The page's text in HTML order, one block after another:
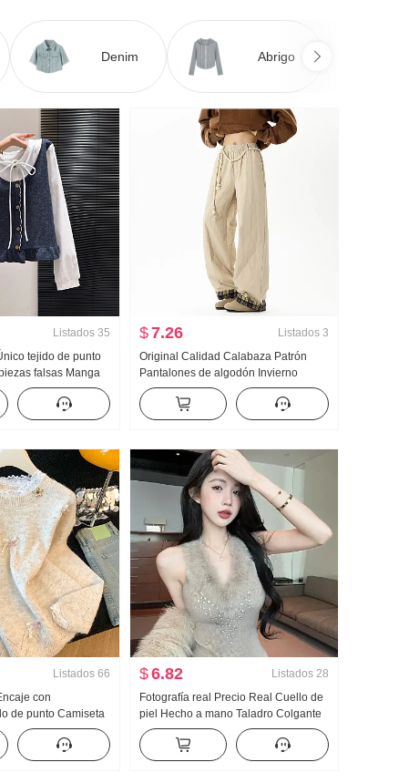
Denim Abrigo
Listados 35
tejido de punto
falsas Manga
mujer 2025 Otoño
Cubierta Vientre
$7.26 Listados 3
Original Calidad Calabaza Patrón
Pantalones de algodón Invierno
Pantalones casuales Acolchado
Impermeable Pantalones Esquí
Pantalones A prueba de viento
Listados 66
con
de punto Camiseta
francés Hermoso
$6.82 Listados 28
Fotografía real Precio Real Cuello de
piel Hecho a mano Taladro Colgante
Cuello Espalda descubierta Suéter de
punto Camisola para mujer Ajustado
Camiseta Interior